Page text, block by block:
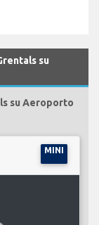
su
su Aeroporto
MINI